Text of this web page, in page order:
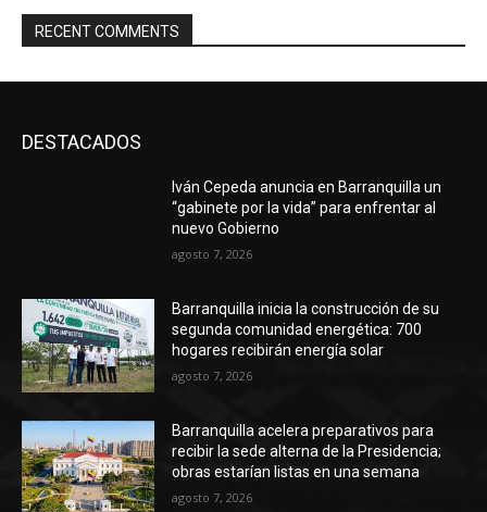
RECENT COMMENTS
DESTACADOS
Iván Cepeda anuncia en Barranquilla un
“gabinete por la vida” para enfrentar al
nuevo Gobierno
agosto 7, 2026
Barranquilla inicia la construcción de su
segunda comunidad energética: 700
hogares recibirán energía solar
agosto 7, 2026
Barranquilla acelera preparativos para
recibir la sede alterna de la Presidencia;
obras estarían listas en una semana
agosto 7, 2026